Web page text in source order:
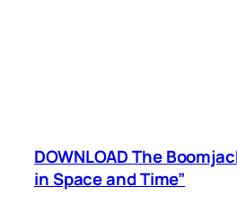
DOWNLOAD The
in Space and Time”